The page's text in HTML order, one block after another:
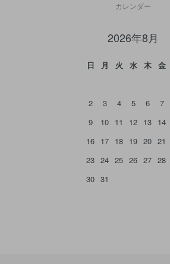
カレンダー
2026年8月
日 月 火 水 木 金
2
3 4 5 6 7
9
10 11 12 13 14
16 17 18 19 20 21
23 24 25 26 27 28
30 31